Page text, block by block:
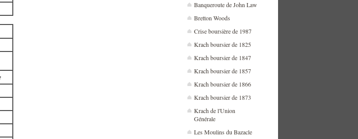
Banqueroute de John Law
Bretton Woods
Crise boursière de 1987
Krach boursier de 1825
Krach boursier de 1847
Krach boursier de 1857
Krach boursier de 1866
Krach boursier de 1873
Krach de l'Union
Générale
Les Moulins du Bazacle